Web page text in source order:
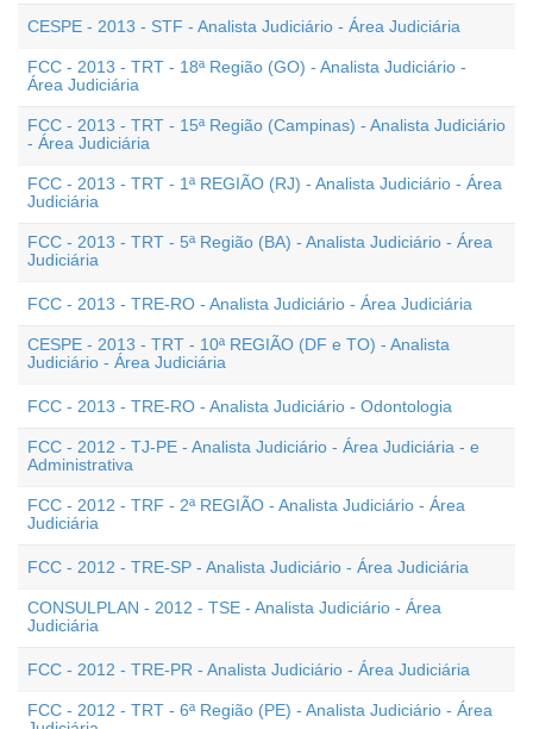
CESPE - 2013 - STF - Analista Judiciário - Área Judiciária
FCC - 2013 - TRT - 18ª Região (GO) - Analista Judiciário -
Área Judiciária
FCC - 2013 - TRT - 15ª Região (Campinas) - Analista Judiciário
- Área Judiciária
FCC - 2013 - TRT - 1ª REGIÃO (RJ) - Analista Judiciário - Área
Judiciária
FCC - 2013 - TRT - 5ª Região (BA) - Analista Judiciário - Área
Judiciária
FCC - 2013 - TRE-RO - Analista Judiciário - Área Judiciária
CESPE - 2013 - TRT - 10ª REGIÃO (DF e TO) - Analista
Judiciário - Área Judiciária
FCC - 2013 - TRE-RO - Analista Judiciário - Odontologia
FCC - 2012 - TJ-PE - Analista Judiciário - Área Judiciária - e
Administrativa
FCC - 2012 - TRF - 2ª REGIÃO - Analista Judiciário - Área
Judiciária
FCC - 2012 - TRE-SP - Analista Judiciário - Área Judiciária
CONSULPLAN - 2012 - TSE - Analista Judiciário - Área
Judiciária
FCC - 2012 - TRE-PR - Analista Judiciário - Área Judiciária
FCC - 2012 - TRT - 6ª Região (PE) - Analista Judiciário - Área